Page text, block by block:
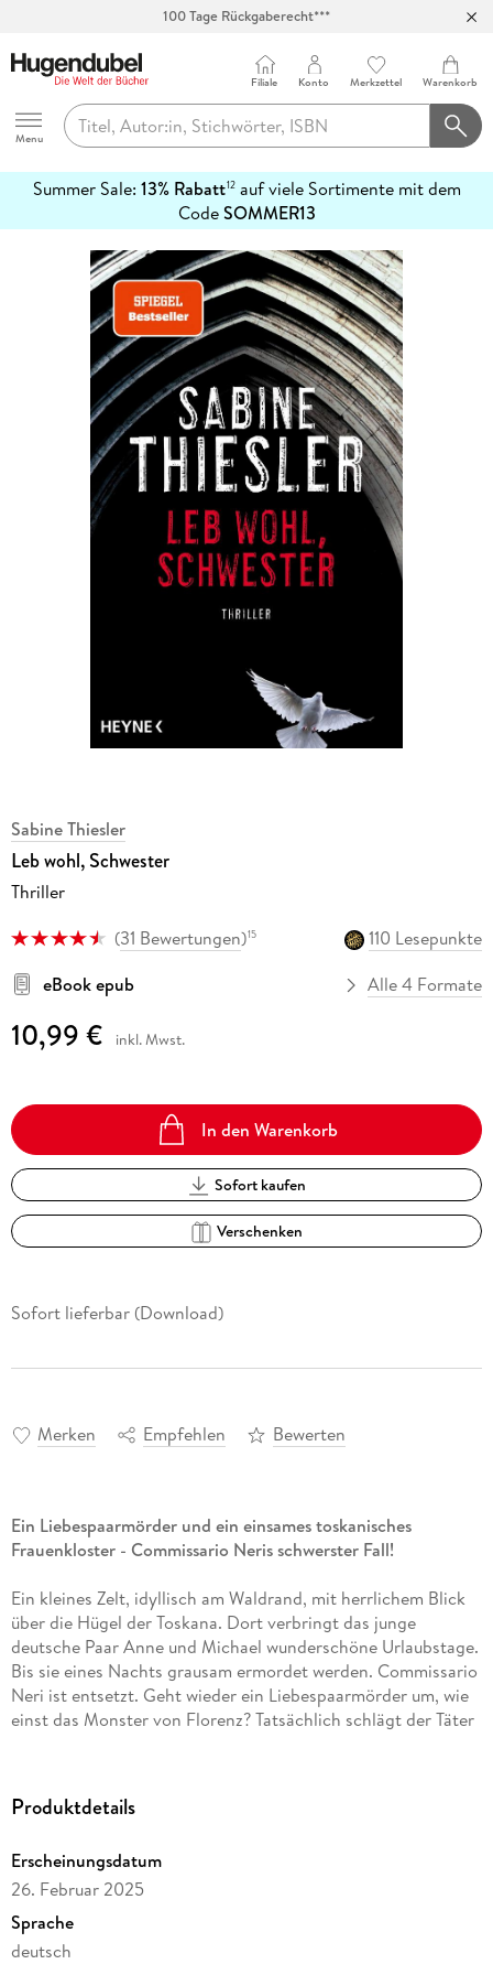
100 Tage Rückgaberecht***
Hugendubel
Menu
Filiale Konto Merkzettel Warenkorb
Summer Sale: 13% Rabatt12auf viele Sortimente mit dem
CodeSOMMER13
erfahren
Sabine Thiesler
Leb wohl, Schwester
Thriller
(31 Bewertungen)15
110 Lesepunkte
eBook epub
Alle 4 Formate
10,99 € inkl. Mwst.
In den Warenkorb
Sofort kaufen
Verschenken
Sofort lieferbar (Download)
Merken Empfehlen Bewerten
Ein Liebespaarmörder und ein einsames toskanisches
Frauenkloster - Commissario Neris schwerster Fall!
Ein kleines Zelt, idyllisch am Waldrand, mit herrlichem Blick
über die Hügel der Toskana. Dort verbringt das junge
deutsche Paar Anne und Michael wunderschöne Urlaubstage.
Bis sie eines Nachts grausam ermordet werden. Commissario
Neri ist entsetzt. Geht wieder ein Liebespaarmörder um, wie
einst das Monster von Florenz? Tatsächlich schlägt der Täter
schließlich in ein einsames Frauenkloster . . .
Produktdetails
Erscheinungsdatum
26. Februar 2025
Sprache
deutsch